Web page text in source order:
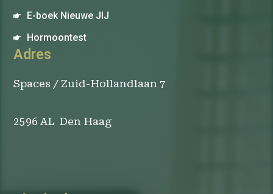
E-boek Nieuwe JIJ
Hormoontest
Adres
Spaces / Zuid-Hollandlaan 7
2596 AL Den Haag